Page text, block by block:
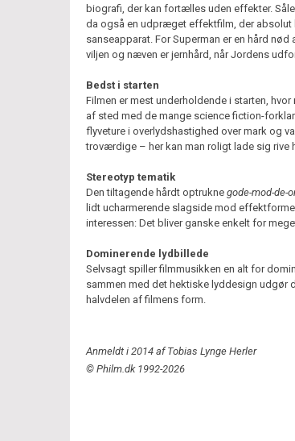
biografi, der kan fortælles uden effekter.
da også en udpræget effektfilm, der
sanseapparat. For Superman er en hård
viljen og næven er jernhård, når Jordens
Bedst i starten
Filmen er mest underholdende i starten,
af sted med de mange science fiction-
flyveture i overlydshastighed over mark og
troværdige – her kan man roligt lade sig rive
Stereotyp tematik
Den tiltagende hårdt optrukne gode-mod-de-
lidt ucharmerende slagside mod
interessen: Det bliver ganske enkelt for
Dominerende lydbillede
Selvsagt spiller filmmusikken en alt for
sammen med det hektiske lyddesign udgør
halvdelen af filmens form.
Anmeldt i 2014 af Tobias Lynge Herler
© Philm.dk 1992-2026